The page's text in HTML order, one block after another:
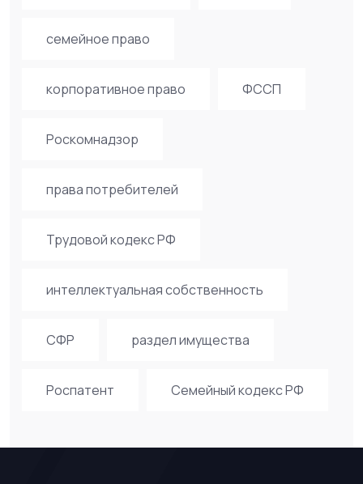
семейное право
корпоративное право ФССП
Роскомнадзор
права потребителей
Трудовой кодекс РФ
интеллектуальная собственность
СФР раздел имущества
Роспатент Семейный кодекс РФ